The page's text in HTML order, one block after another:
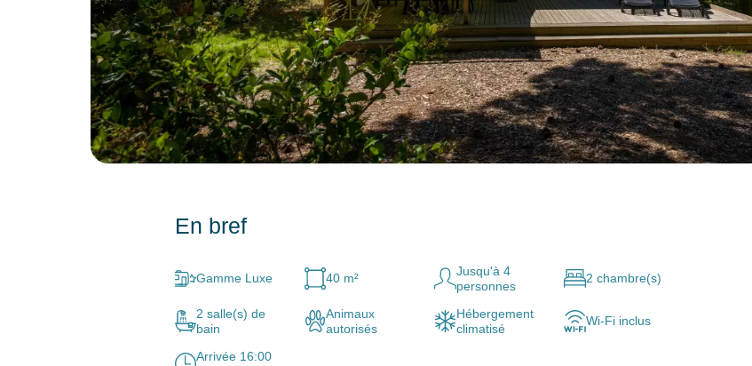
En bref
Gamme Luxe 40 m²
Jusqu'à 4
personnes
2 chambre(s)
2 salle(s) de
bain
Animaux
autorisés
Hébergement
climatisé
Wi-Fi inclus
Arrivée 16:00